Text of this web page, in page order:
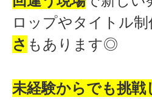
ロップやタイトル
さ もあります◎
未経験からでも挑